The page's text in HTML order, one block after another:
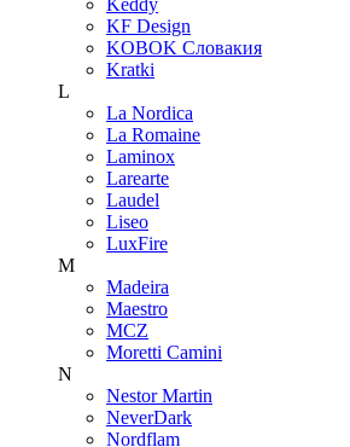
KF Design
KOBOK Словакия
Kratki
L
La Nordica
La Romaine
Laminox
Larearte
Laudel
Liseo
LuxFire
M
Madeira
Maestro
MCZ
Moretti Camini
N
Nestor Martin
NeverDark
Nordflam